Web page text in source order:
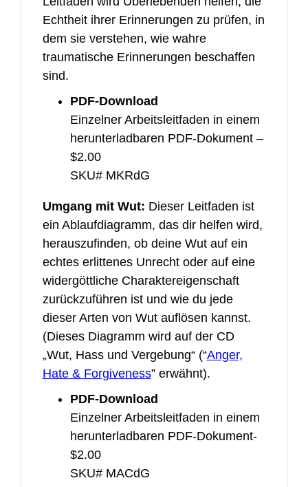
Echtheit ihrer Erinnerungen zu prüfen, in
dem sie verstehen, wie wahre
traumatische Erinnerungen beschaffen
sind.
PDF-Download
Einzelner Arbeitsleitfaden in einem
herunterladbaren PDF-Dokument –
$2.00
SKU# MKRdG
Umgang mit Wut: Dieser Leitfaden ist
ein Ablaufdiagramm, das dir helfen wird,
herauszufinden, ob deine Wut auf ein
echtes erlittenes Unrecht oder auf eine
widergöttliche Charaktereigenschaft
zurückzuführen ist und wie du jede
dieser Arten von Wut auflösen kannst.
(Dieses Diagramm wird auf der CD
„Wut, Hass und Vergebung“ (“Anger,
Hate & Forgiveness” erwähnt).
PDF-Download
Einzelner Arbeitsleitfaden in einem
herunterladbaren PDF-Dokument-
$2.00
SKU# MACdG